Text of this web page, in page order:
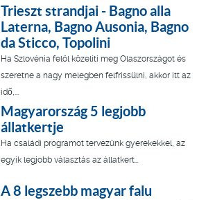
Trieszt strandjai - Bagno alla
Laterna, Bagno Ausonia, Bagno
da Sticco, Topolini
Ha Szlovénia felöl közelíti meg Olaszországot és
szeretne a nagy melegben felfrissülni, akkor itt az
idő,...
Magyarország 5 legjobb
állatkertje
Ha családi programot tervezünk gyerekekkel, az
egyik legjobb választás az állatkert…
A 8 legszebb magyar falu